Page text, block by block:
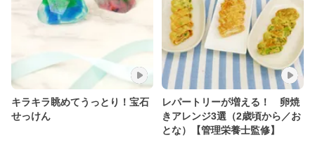
キラキラ眺めてうっとり！宝石
せっけん
レパートリーが増える！ 卵焼
きアレンジ3選（2歳頃から／お
とな）【管理栄養士監修】